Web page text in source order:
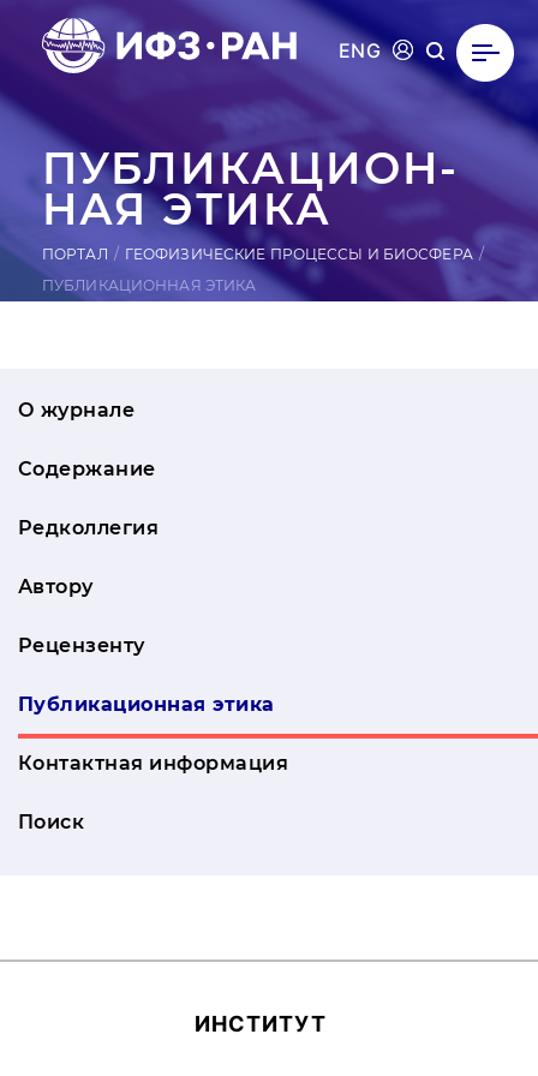
ENG
ПУБ­ЛИ­КАЦИ­ОН­
НАЯ ЭТИКА
ПОРТАЛ
ГЕОФИЗИЧЕСКИЕ ПРОЦЕССЫ И БИОСФЕРА
ПУБЛИКАЦИОННАЯ ЭТИКА
О журнале
Содержание
Редколлегия
Автору
Рецензенту
Публикационная этика
Контактная информация
Поиск
ИН­СТИ­ТУТ